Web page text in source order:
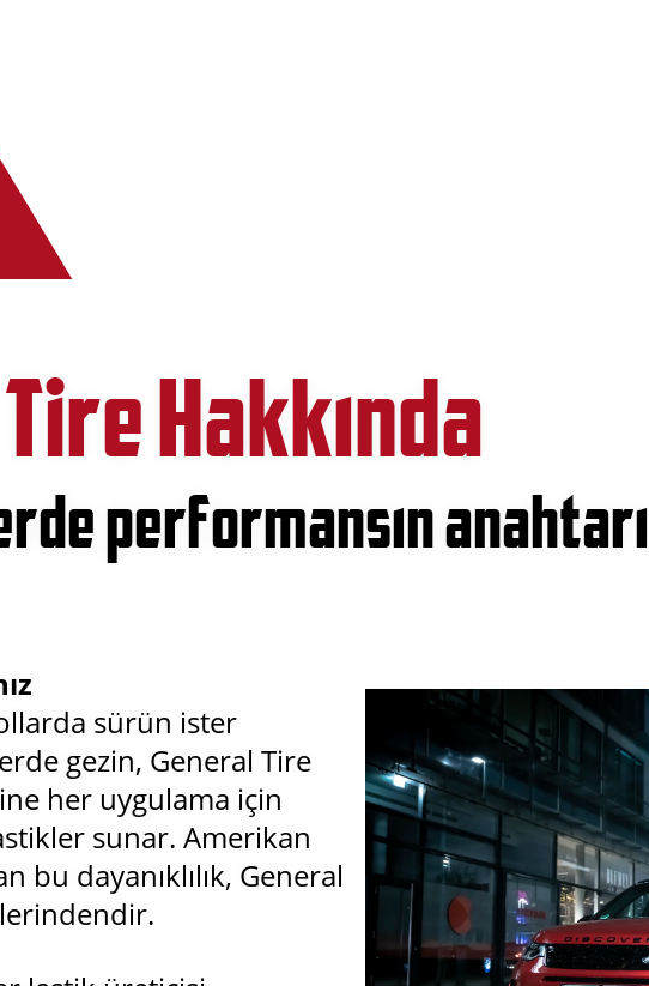
Hakkında
performansın anahtarı
sürün ister
gezin, General Tire
her uygulama için
sunar. Amerikan
bu dayanıklılık, General